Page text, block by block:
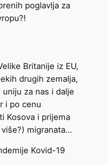
poglavlja za
Britanije iz EU,
drugih zemalja,
za nas i dalje
i po cenu
Kosova i prijema
migranata…
Kovid-19